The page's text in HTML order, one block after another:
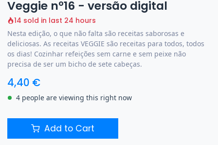
Veggie nº16 - versão digital
14 sold in last 24 hours
Nesta edição, o que não falta são receitas saborosas e
deliciosas. As receitas VEGGIE são receitas para todos, todos
os dias! Cozinhar refeições sem carne e sem peixe não
precisa de ser um bicho de sete cabeças.
4,40 €
4 people are viewing this right now
Add to Cart